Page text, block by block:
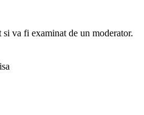
va fi examinat de un moderator.